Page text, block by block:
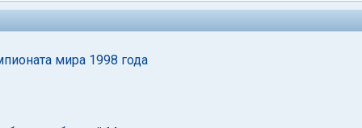
мира 1998 года